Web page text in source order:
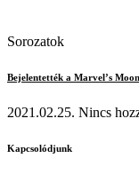
Sorozatok
Bejelentették a Marvel’s
2021.02.25. Nincs
Kapcsolódjunk